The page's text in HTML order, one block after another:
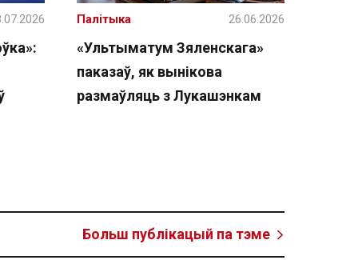
«Ультыматум Зяленскага»
паказаў, як вынікова
размаўляць з Лукашэнкам
Палітыка 26.06.2026
Больш публікацый па тэме